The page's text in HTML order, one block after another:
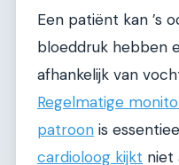
Een patiënt kan ’s
bloeddruk hebben
afhankelijk van
Regelmatige
patroon is
cardioloog kijkt niet